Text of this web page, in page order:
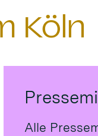
Köln
Alle